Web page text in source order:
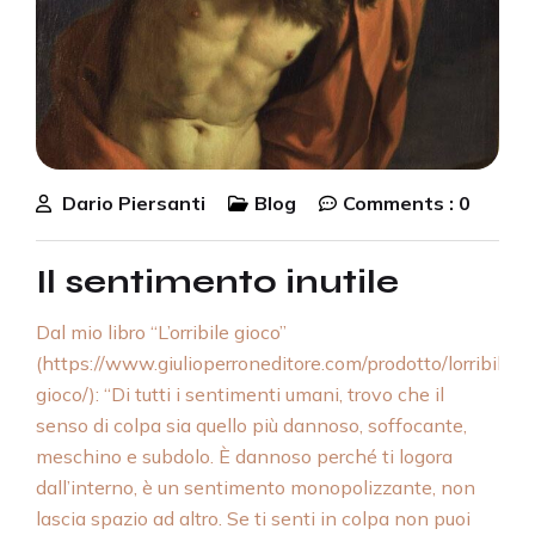
Dario Piersanti Blog Comments : 0
Il sentimento inutile
Dal mio libro “L’orribile gioco”
(https://www.giulioperroneditore.com/prodotto/lorribile-
gioco/): “Di tutti i sentimenti umani, trovo che il
senso di colpa sia quello più dannoso, soffocante,
meschino e subdolo. È dannoso perché ti logora
dall’interno, è un sentimento monopolizzante, non
lascia spazio ad altro. Se ti senti in colpa non puoi